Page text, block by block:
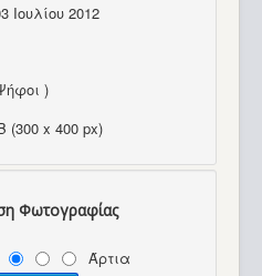
Ιουλίου 2012
)
(300 x 400 px)
Φωτογραφίας
Άρτια